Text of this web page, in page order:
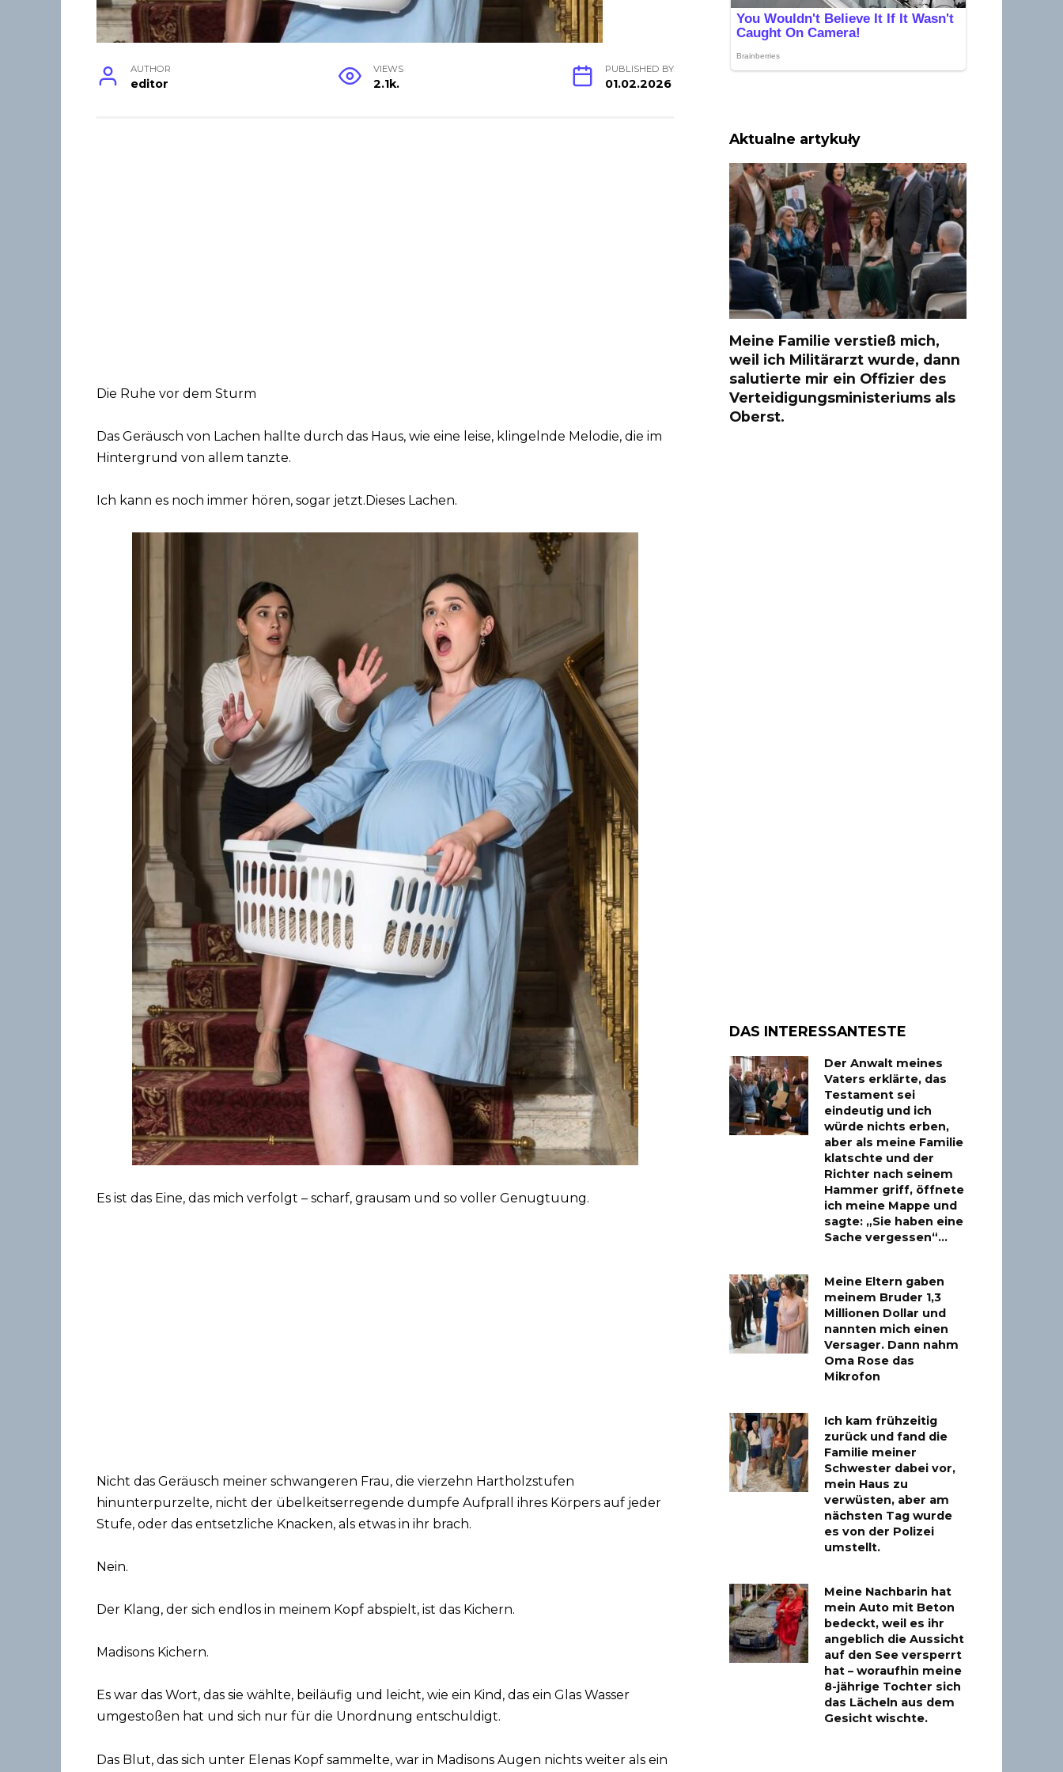
AUTHOR
editor
VIEWS
2.1k.
PUBLISHED BY
01.02.2026
Die Ruhe vor dem Sturm
Das Geräusch von Lachen hallte durch das Haus, wie eine leise, klingelnde Melodie, die im
Hintergrund von allem tanzte.
Ich kann es noch immer hören, sogar jetzt.Dieses Lachen.
Es ist das Eine, das mich verfolgt – scharf, grausam und so voller Genugtuung.
Nicht das Geräusch meiner schwangeren Frau, die vierzehn Hartholzstufen
hinunterpurzelte, nicht der übelkeitserregende dumpfe Aufprall ihres Körpers auf jeder
Stufe, oder das entsetzliche Knacken, als etwas in ihr brach.
Nein.
Der Klang, der sich endlos in meinem Kopf abspielt, ist das Kichern.
Madisons Kichern.
Es war das Wort, das sie wählte, beiläufig und leicht, wie ein Kind, das ein Glas Wasser
umgestoßen hat und sich nur für die Unordnung entschuldigt.
Das Blut, das sich unter Elenas Kopf sammelte, war in Madisons Augen nichts weiter als ein
Aktualne artykuły
Meine Familie verstieß mich,
weil ich Militärarzt wurde, dann
salutierte mir ein Offizier des
Verteidigungsministeriums als
Oberst.
DAS INTERESSANTESTE
Der Anwalt meines
Vaters erklärte, das
Testament sei
eindeutig und ich
würde nichts erben,
aber als meine Familie
klatschte und der
Richter nach seinem
Hammer griff, öffnete
ich meine Mappe und
sagte: „Sie haben eine
Sache vergessen“…
Meine Eltern gaben
meinem Bruder 1,3
Millionen Dollar und
nannten mich einen
Versager. Dann nahm
Oma Rose das
Mikrofon
Ich kam frühzeitig
zurück und fand die
Familie meiner
Schwester dabei vor,
mein Haus zu
verwüsten, aber am
nächsten Tag wurde
es von der Polizei
umstellt.
Meine Nachbarin hat
mein Auto mit Beton
bedeckt, weil es ihr
angeblich die Aussicht
auf den See versperrt
hat – woraufhin meine
8-jährige Tochter sich
das Lächeln aus dem
Gesicht wischte.